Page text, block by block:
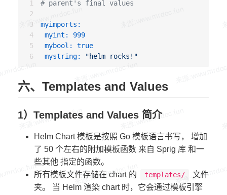
# parent's final values
myimports:
myint:
999
mybool:
true
mystring:
"helm rocks!"
六、Templates and Values
1）Templates and Values 简介
Helm Chart 模板是按照 Go 模板语言书写， 增加
了 50 个左右的附加模板函数 来自 Sprig 库 和一
些其他 指定的函数。
所有模板文件存储在 chart 的
templates/
文件
夹。 当 Helm 渲染 chart 时，它会通过模板引擎